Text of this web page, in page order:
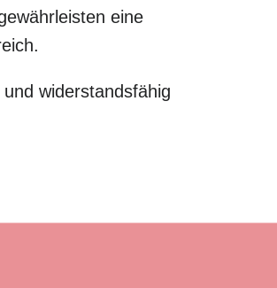
eine
widerstandsfähig